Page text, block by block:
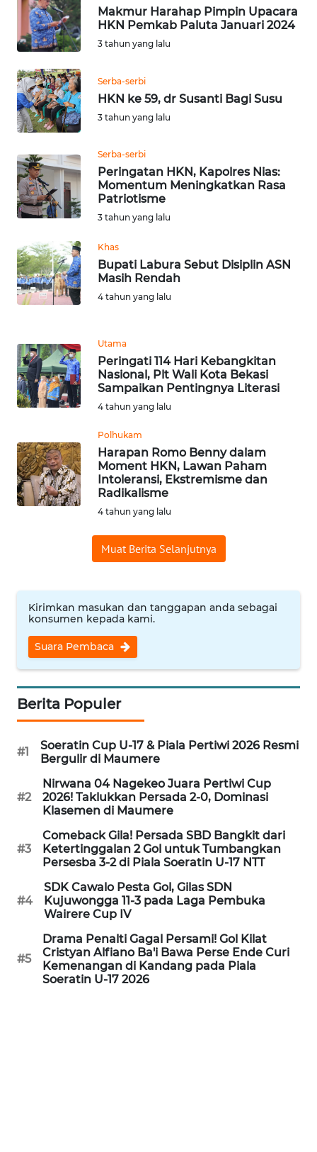
Makmur Harahap Pimpin Upacara
HKN Pemkab Paluta Januari 2024
3 tahun yang lalu
Serba-serbi
HKN ke 59, dr Susanti Bagi Susu
3 tahun yang lalu
Serba-serbi
Peringatan HKN, Kapolres Nias:
Momentum Meningkatkan Rasa
Patriotisme
3 tahun yang lalu
Khas
Bupati Labura Sebut Disiplin ASN
Masih Rendah
4 tahun yang lalu
Utama
Peringati 114 Hari Kebangkitan
Nasional, Plt Wali Kota Bekasi
Sampaikan Pentingnya Literasi
4 tahun yang lalu
Polhukam
Harapan Romo Benny dalam
Moment HKN, Lawan Paham
Intoleransi, Ekstremisme dan
Radikalisme
4 tahun yang lalu
Muat Berita Selanjutnya
Kirimkan masukan dan tanggapan anda sebagai
konsumen kepada kami.
Suara Pembaca
Berita Populer
#1
Soeratin Cup U-17 & Piala Pertiwi 2026 Resmi
Bergulir di Maumere
#2
Nirwana 04 Nagekeo Juara Pertiwi Cup
2026! Taklukkan Persada 2-0, Dominasi
Klasemen di Maumere
#3
Comeback Gila! Persada SBD Bangkit dari
Ketertinggalan 2 Gol untuk Tumbangkan
Persesba 3-2 di Piala Soeratin U-17 NTT
#4
SDK Cawalo Pesta Gol, Gilas SDN
Kujuwongga 11-3 pada Laga Pembuka
Wairere Cup IV
#5
Drama Penalti Gagal Persami! Gol Kilat
Cristyan Alfiano Ba'i Bawa Perse Ende Curi
Kemenangan di Kandang pada Piala
Soeratin U-17 2026
WN
NTT
WN
KEPRI
WN
WN
PAPUA
BARAT
WN
RIAU
WN
WN
JAMBI
WN
WN
NTB
WN
WN
BABEL
WN
BENGKULU
LAMPUNG
JATENG
NUSANTARA
WN